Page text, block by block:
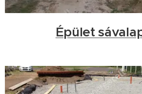
Épület